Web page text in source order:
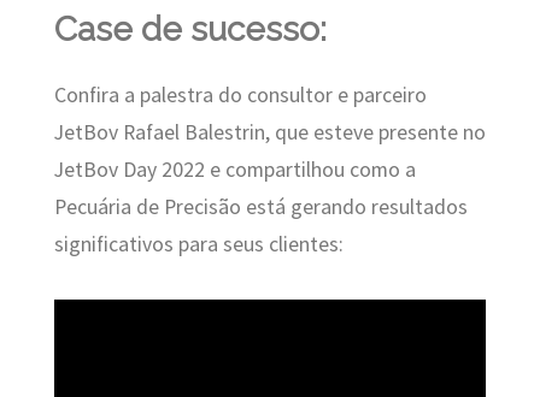
Case de sucesso:
Confira a palestra do consultor e parceiro
JetBov Rafael Balestrin, que esteve presente no
JetBov Day 2022 e compartilhou como a
Pecuária de Precisão está gerando resultados
significativos para seus clientes: